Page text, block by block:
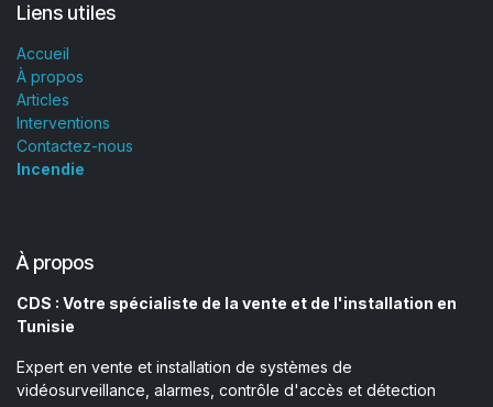
Liens utiles
Accueil
À propos
Articles
Interventions
Contactez-nous
Incendie
À propos
CDS : Votre spécialiste de la vente et de l'installation en
Tunisie
Expert en vente et installation de systèmes de
vidéosurveillance, alarmes, contrôle d'accès et détection